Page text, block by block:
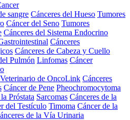
sangre Cánceres del Hueso Tumores
Cáncer del Seno Tumores
Cánceres del Sistema Endocrino
Cánceres
Cánceres de Cabeza y Cuello
Pulmón Linfomas Cáncer
Veterinario de OncoLink Cánceres
Cáncer de Pene Pheochromocytoma
Próstata Sarcomas Cánceres de la
del Testículo Timoma Cáncer de la
de la Vía Urinaria